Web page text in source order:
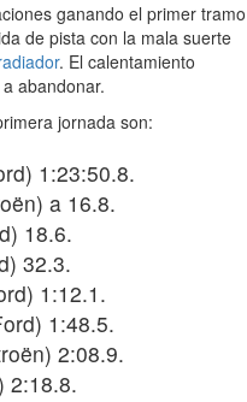
ganando el primer tramo
de pista con la mala suerte
. El calentamiento
abandonar.
jornada son:
1:23:50.8.
a 16.8.
18.6.
32.3.
1:12.1.
1:48.5.
2:08.9.
2:18.8.